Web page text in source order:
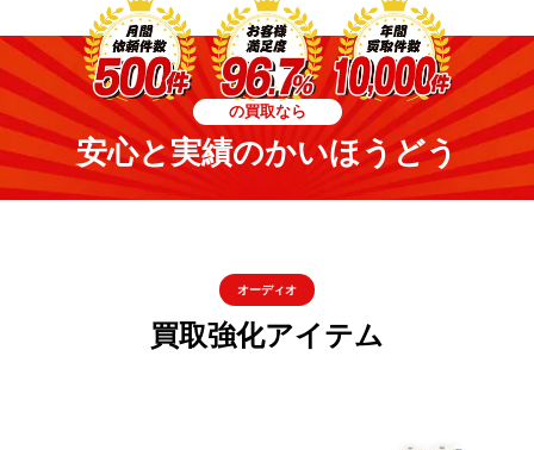
の買取なら
安心と実績のかいほうどう
オーディオ
買取強化アイテム